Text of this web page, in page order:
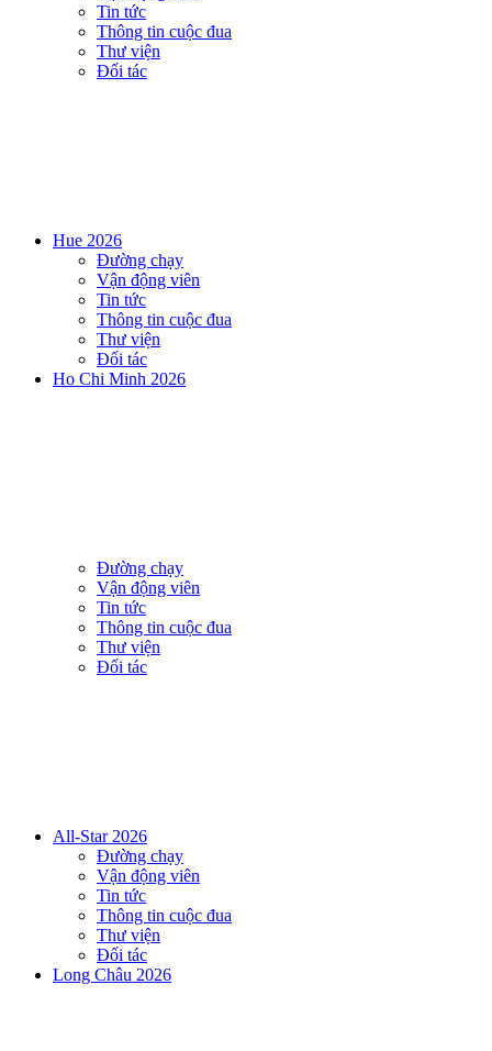
Tin tức
Thông tin cuộc đua
Thư viện
Đối tác
Hue 2026
Đường chạy
Vận động viên
Tin tức
Thông tin cuộc đua
Thư viện
Đối tác
Ho Chi Minh 2026
Đường chạy
Vận động viên
Tin tức
Thông tin cuộc đua
Thư viện
Đối tác
All-Star 2026
Đường chạy
Vận động viên
Tin tức
Thông tin cuộc đua
Thư viện
Đối tác
Long Châu 2026